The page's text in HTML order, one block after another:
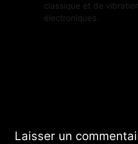
classique et de
électroniques.
Laisser un